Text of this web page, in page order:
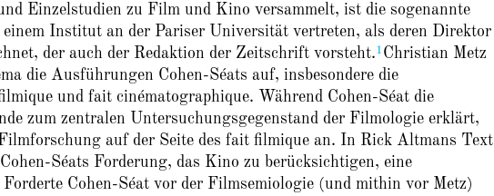
Einzelstudien zu Film und Kino versammelt, ist die sogenannte
Institut an der Pariser Universität vertreten, als deren Direktor
der auch der Redaktion der Zeitschrift vorsteht.1 Christian Metz
die Ausführungen Cohen-Séats auf, insbesondere die
und fait cinématographique. Während Cohen-Séat die
zum zentralen Untersuchungsgegenstand der Filmologie erklärt,
auf der Seite des fait filmique an. In Rick Altmans Text
Séats Forderung, das Kino zu berücksichtigen, eine
Cohen-Séat vor der Filmsemiologie (und mithin vor Metz)